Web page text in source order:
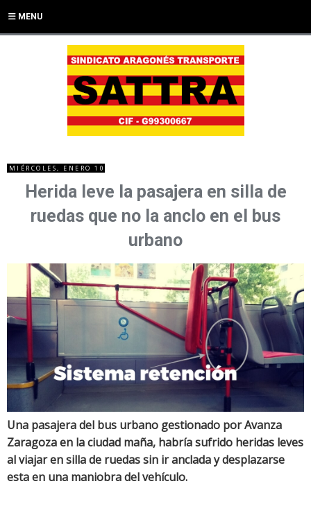
MENU
MIÉRCOLES, ENERO 10
Herida leve la pasajera en silla de
ruedas que no la anclo en el bus
urbano
Una pasajera del bus urbano gestionado por Avanza
Zaragoza en la ciudad maña, habría sufrido heridas leves
al viajar en silla de ruedas sin ir anclada y desplazarse
esta en una maniobra del vehículo.